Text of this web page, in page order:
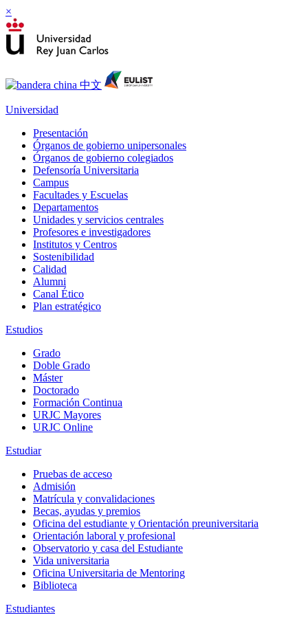
×
Universidad
Presentación
Órganos de gobierno unipersonales
Órganos de gobierno colegiados
Defensoría Universitaria
Campus
Facultades y Escuelas
Departamentos
Unidades y servicios centrales
Profesores e investigadores
Institutos y Centros
Sostenibilidad
Calidad
Alumni
Canal Ético
Plan estratégico
Estudios
Grado
Doble Grado
Máster
Doctorado
Formación Continua
URJC Mayores
URJC Online
Estudiar
Pruebas de acceso
Admisión
Matrícula y convalidaciones
Becas, ayudas y premios
Oficina del estudiante y Orientación preuniversitaria
Orientación laboral y profesional
Observatorio y casa del Estudiante
Vida universitaria
Oficina Universitaria de Mentoring
Biblioteca
Estudiantes